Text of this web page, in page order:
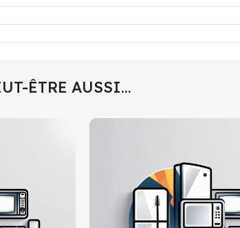
ÊTRE AUSSI…